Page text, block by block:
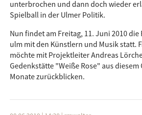
Deep Dive Corp
unterbrochen und dann doch wieder
Spielball in der Ulmer Politik.
Nun findet am Freitag, 11. Juni 2010 die
ulm mit den Künstlern und Musik statt.
möchte mit Projektleiter Andreas
Gedenkstätte "Weiße Rose" aus
Monate zurückblicken.